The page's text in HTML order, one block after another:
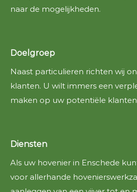
naar de mogelijkheden.
Doelgroep
Naast particulieren richten wij
klanten. U wilt immers een
maken op uw potentiële
Diensten
Als uw hovenier in Enschede
voor allerhande